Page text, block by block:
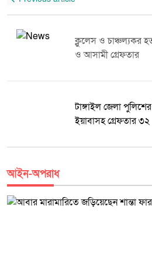
বক্তারা আশা প্রকাশ করেন। রফিকুল
ক্লুলেস ও চাঞ্চল্যকর
ও আসামী গ্রেফতার
টাঙ্গাইল জেলা
ইয়াবাসহ গ্রেফতার ৩২
আইন-অপরাধ